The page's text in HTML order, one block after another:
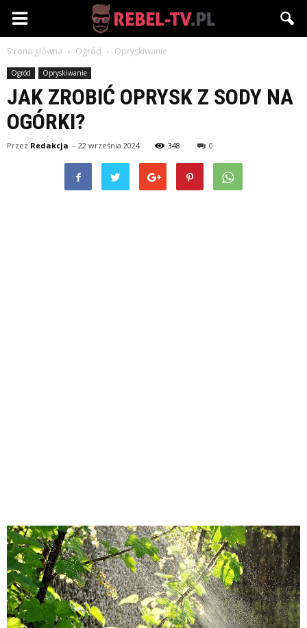
Rebel-
Strona główna Ogród Opryskiwanie
Ogród Opryskiwanie
JAK ZROBIĆ OPRYSK Z SODY NA
OGÓRKI?
Przez Redakcja - 22 września 2024 348 0